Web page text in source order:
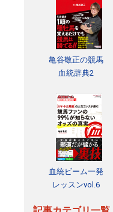
亀谷敬正の競馬
血統辞典2
血統ビーム一発
レッスンvol.6